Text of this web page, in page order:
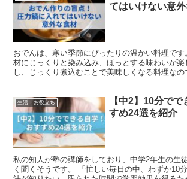
てはいけない意
おでんは、寒い季節にぴったりの温かい料理で
材にじっくりと染み込み、ほっとする味わいが
し、じっくり煮込むことで美味しくなる料理なの
生活・お役立ち
【中2】10分で
すめ24選を紹介
私の知人が塾の講師をしており、中学2年生の生
く聞くそうです。 「忙しい毎日の中、わずか10